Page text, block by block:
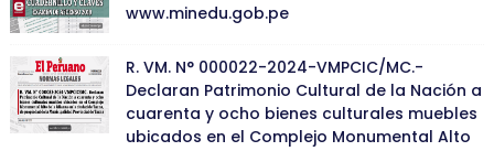
www.minedu.gob.pe
R. VM. N° 000022-2024-VMPCIC/MC.-
Declaran Patrimonio Cultural de la Nación a
cuarenta y ocho bienes culturales muebles
ubicados en el Complejo Monumental Alto